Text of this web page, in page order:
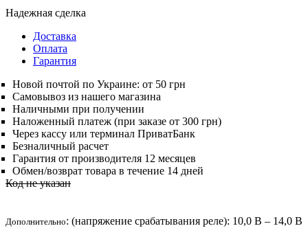
Надежная сделка
Доставка
Оплата
Гарантия
Новой почтой по Украине: от 50 грн
Самовывоз из нашего магазина
Наличными при получении
Наложенный платеж (при заказе от 300 грн)
Через кассу или терминал ПриватБанк
Безналичный расчет
Гарантия от производителя 12 месяцев
Обмен/возврат товара в течение 14 дней
Код не указан
Дополнительно: (напряжение срабатывания реле): 10,0 В – 14,0 В;